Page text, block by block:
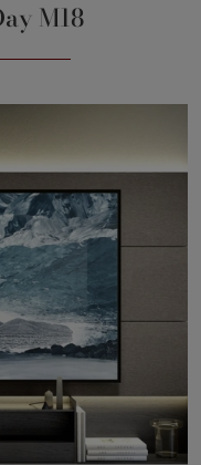
M18